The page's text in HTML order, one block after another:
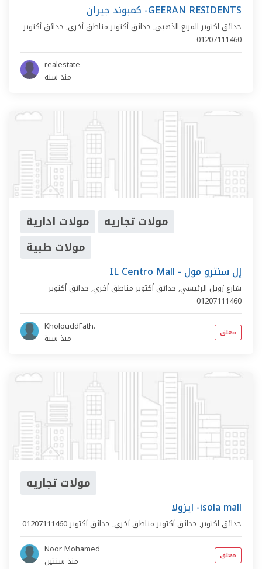
كمبوند جيران -GEERAN RESIDENTS
حدائق اكتوبر المربع الذهبي, حدائق أكتوبر مناطق أخري, حدائق أكتوبر
01207111460
realestate
منذ سنة
مولات ادارية
مولات تجاريه
مولات طبية
IL Centro Mall - إل سنترو مول
شارع زويل الرئيسي, حدائق أكتوبر مناطق أخري, حدائق أكتوبر
01207111460
KholouddFath.
منذ سنة
مغلق
مولات تجاريه
ايزولا -isola mall
حدائق اكتوبر, حدائق أكتوبر مناطق أخري, حدائق أكتوبر
Noor Mohamed
منذ سنتين
مغلق